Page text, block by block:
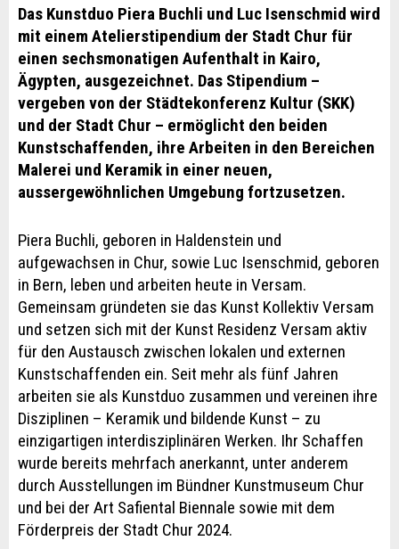
Das Kunstduo Piera Buchli und Luc Isenschmid wird
mit einem Atelierstipendium der Stadt Chur für
einen sechsmonatigen Aufenthalt in Kairo,
Ägypten, ausgezeichnet. Das Stipendium –
vergeben von der Städtekonferenz Kultur (SKK)
und der Stadt Chur – ermöglicht den beiden
Kunstschaffenden, ihre Arbeiten in den Bereichen
Malerei und Keramik in einer neuen,
aussergewöhnlichen Umgebung fortzusetzen.
Piera Buchli, geboren in Haldenstein und
aufgewachsen in Chur, sowie Luc Isenschmid, geboren
in Bern, leben und arbeiten heute in Versam.
Gemeinsam gründeten sie das Kunst Kollektiv Versam
und setzen sich mit der Kunst Residenz Versam aktiv
für den Austausch zwischen lokalen und externen
Kunstschaffenden ein. Seit mehr als fünf Jahren
arbeiten sie als Kunstduo zusammen und vereinen ihre
Disziplinen – Keramik und bildende Kunst – zu
einzigartigen interdisziplinären Werken. Ihr Schaffen
wurde bereits mehrfach anerkannt, unter anderem
durch Ausstellungen im Bündner Kunstmuseum Chur
und bei der Art Safiental Biennale sowie mit dem
Förderpreis der Stadt Chur 2024.